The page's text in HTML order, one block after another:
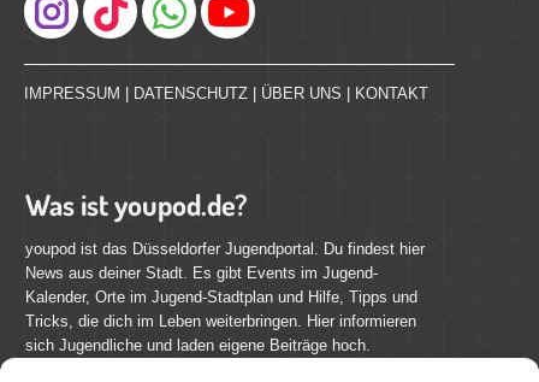
Instagram
IMPRESSUM DATENSCHUTZ ÜBER UNS KONTAKT
Was ist youpod.de?
youpod ist das Düsseldorfer Jugendportal. Du findest hier
News aus deiner Stadt. Es gibt Events im Jugend-
Kalender, Orte im Jugend-Stadtplan und Hilfe, Tipps und
Tricks, die dich im Leben weiterbringen. Hier informieren
sich Jugendliche und laden eigene Beiträge hoch.